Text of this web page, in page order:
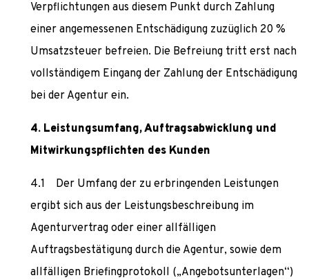
Verpflichtungen aus diesem Punkt durch Zahlung
einer angemessenen Entschädigung zuzüglich 20 %
Umsatzsteuer befreien. Die Befreiung tritt erst nach
vollständigem Eingang der Zahlung der Entschädigung
bei der Agentur ein.
Leistungsumfang, Auftragsabwicklung und
Mitwirkungspflichten des Kunden
Der Umfang der zu erbringenden Leistungen
ergibt sich aus der Leistungsbeschreibung im
Agenturvertrag oder einer allfälligen
Auftragsbestätigung durch die Agentur, sowie dem
allfälligen Briefingprotokoll („Angebotsunterlagen“)